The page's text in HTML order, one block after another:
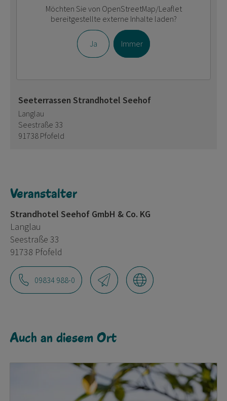
Möchten Sie von OpenStreetMap/Leaflet
bereitgestellte externe Inhalte laden?
Ja Immer
Seeterrassen Strandhotel Seehof
Langlau
Seestraße 33
91738 Pfofeld
Veranstalter
Strandhotel Seehof GmbH & Co. KG
Langlau
Seestraße 33
91738 Pfofeld
09834 988-0
Auch an diesem Ort